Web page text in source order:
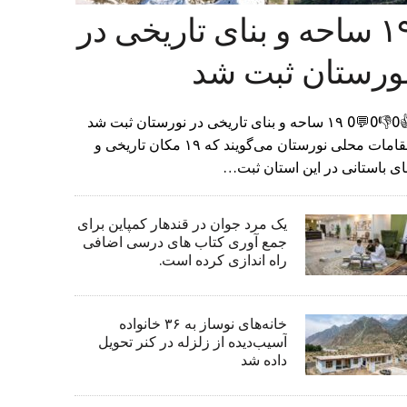
۱۹ ساحه و بنای تاریخی در
ثبت شد
👍0👎0💬0 ۱۹ ساحه و بنای تاریخی در نورستان ثبت شد
مقامات محلی نورستان می‌گویند که ۱۹ مکان تاریخی و
باستانی در این استان ثبت…
یک مرد جوان در قندهار کمپاین برای
جمع آوری کتاب های درسی اضافی
راه اندازی کرده است.
خانه‌های نوساز به ۳۶ خانواده
آسیب‌دیده از زلزله در کنر تحویل
داده شد